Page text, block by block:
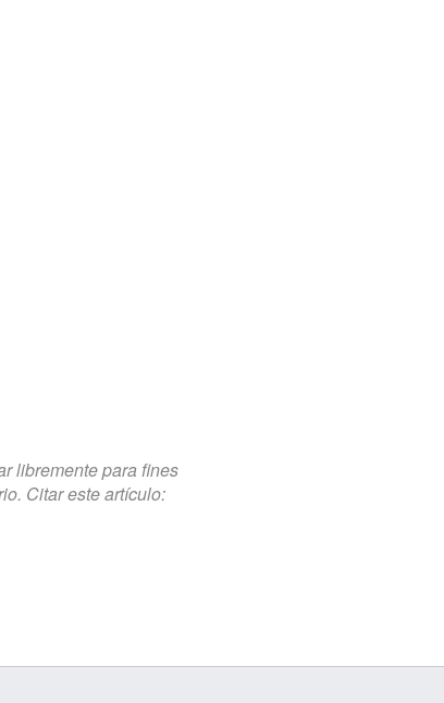
libremente para fines
Citar este artículo: